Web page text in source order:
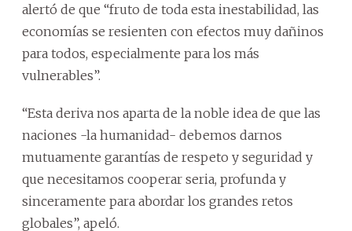
alertó de que “fruto de toda esta inestabilidad, las
economías se resienten con efectos muy dañinos
para todos, especialmente para los más
vulnerables”.
“Esta deriva nos aparta de la noble idea de que las
naciones -la humanidad- debemos darnos
mutuamente garantías de respeto y seguridad y
que necesitamos cooperar seria, profunda y
sinceramente para abordar los grandes retos
globales”, apeló.